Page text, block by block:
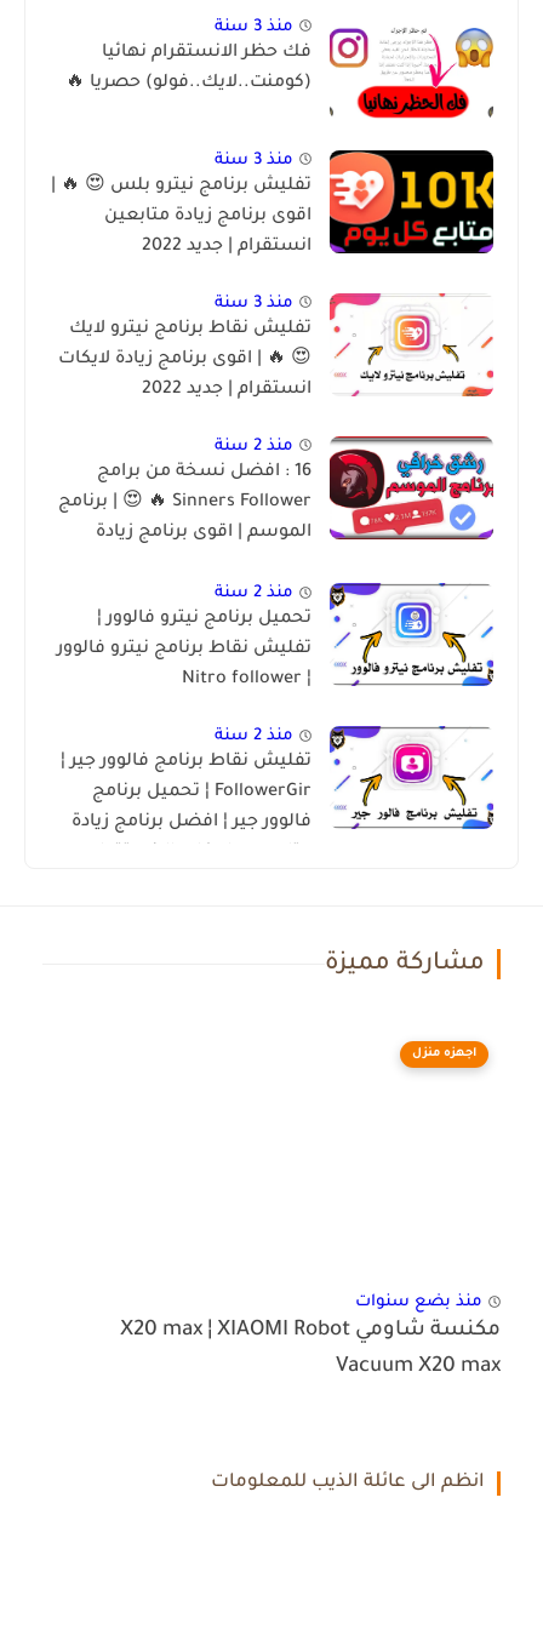
منذ 3 سنة
فك حظر الانستقرام نهائيا
(كومنت..لايك..فولو) حصريا 🔥
منذ 3 سنة
تفليش برنامج نيترو بلس 😍 🔥 |
اقوى برنامج زيادة متابعين
انستقرام | جديد 2022
منذ 3 سنة
تفليش نقاط برنامج نيترو لايك
😍 🔥 | اقوى برنامج زيادة لايكات
انستقرام | جديد 2022
منذ 2 سنة
16 : افضل نسخة من برامج
Sinners Follower 🔥 😍 | برنامج
الموسم | اقوى برنامج زيادة
منذ 2 سنة
تحميل برنامج نيترو فالوور ¦
تفليش نقاط برنامج نيترو فالوور
¦ Nitro follower
منذ 2 سنة
تفليش نقاط برنامج فالوور جير ¦
FollowerGir ¦ تحميل برنامج
فالوور جير ¦ افضل برنامج زيادة
مشاركة مميزة
اجهزه منزل
منذ بضع سنوات
مكنسة شاومي X20 max ¦ XIAOMI Robot
Vacuum X20 max
انظم الى عائلة الذيب للمعلومات